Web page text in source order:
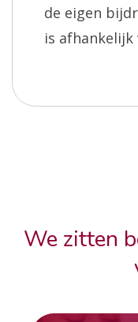
de eigen
is afhankelijk
We zitten